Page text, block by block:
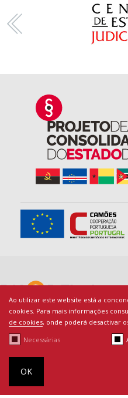
Ao utilizar este website está a
cookies. Para mais informações
de cookies, onde poderá desactivar
Necessárias
OK